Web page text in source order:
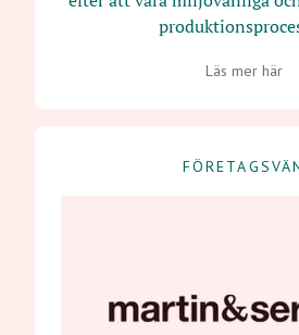
Läs mer här